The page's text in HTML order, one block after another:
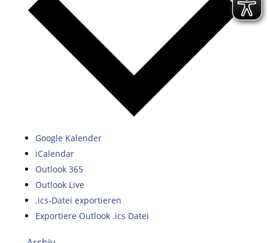
Google Kalender
iCalendar
Outlook 365
Outlook Live
.ics-Datei exportieren
Exportiere Outlook .ics Datei